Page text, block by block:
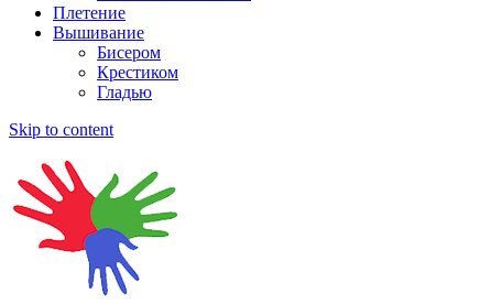
Плетение
Вышивание
Бисером
Крестиком
Гладью
Skip to content